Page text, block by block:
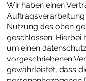
Wir haben einen
Auftragsverarbeitung
Nutzung des oben
geschlossen. Hierbei
um einen
vorgeschriebenen
gewährleistet, dass